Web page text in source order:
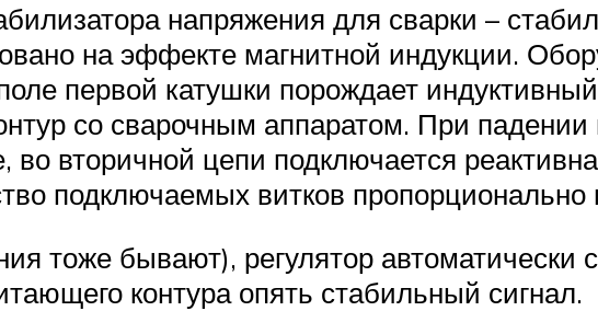
напряжения для сварки –
на эффекте магнитной индукции.
первой катушки порождает
со сварочным аппаратом. При падении
во вторичной цепи подключается
подключаемых витков
тоже бывают), регулятор автоматически
контура опять стабильный сигнал.